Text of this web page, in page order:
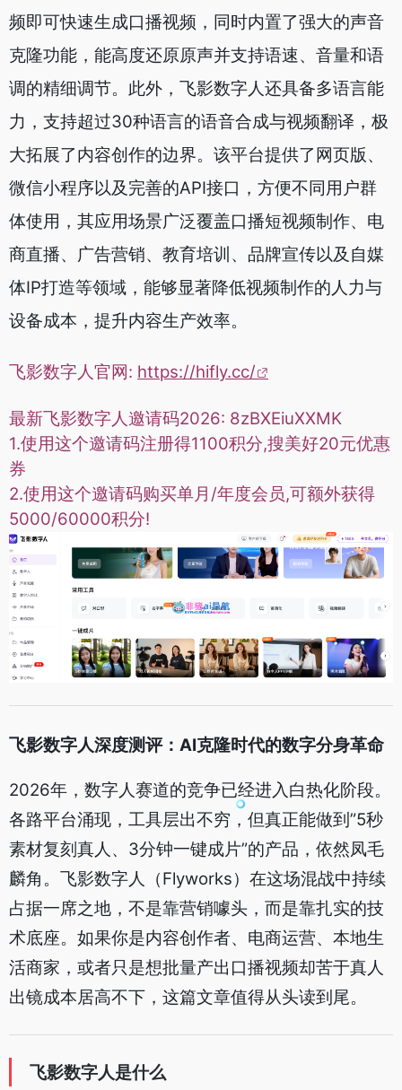
频即可快速生成口播视频，同时内置了强大的声音
克隆功能，能高度还原原声并支持语速、音量和语
调的精细调节。此外，飞影数字人还具备多语言能
力，支持超过30种语言的语音合成与视频翻译，极
大拓展了内容创作的边界。该平台提供了网页版、
微信小程序以及完善的API接口，方便不同用户群
体使用，其应用场景广泛覆盖口播短视频制作、电
商直播、广告营销、教育培训、品牌宣传以及自媒
体IP打造等领域，能够显著降低视频制作的人力与
设备成本，提升内容生产效率。
飞影数字人官网: https://hifly.cc/
最新飞影数字人邀请码2026: 8zBXEiuXXMK
1.使用这个邀请码注册得1100积分,搜美好20元优惠
券
2.使用这个邀请码购买单月/年度会员,可额外获得
5000/60000积分!
飞影数字人深度测评：AI克隆时代的数字分身革命
2026年，数字人赛道的竞争已经进入白热化阶段。
各路平台涌现，工具层出不穷，但真正能做到”5秒
素材复刻真人、3分钟一键成片”的产品，依然凤毛
麟角。飞影数字人（Flyworks）在这场混战中持续
占据一席之地，不是靠营销噱头，而是靠扎实的技
术底座。如果你是内容创作者、电商运营、本地生
活商家，或者只是想批量产出口播视频却苦于真人
出镜成本居高不下，这篇文章值得从头读到尾。
飞影数字人是什么